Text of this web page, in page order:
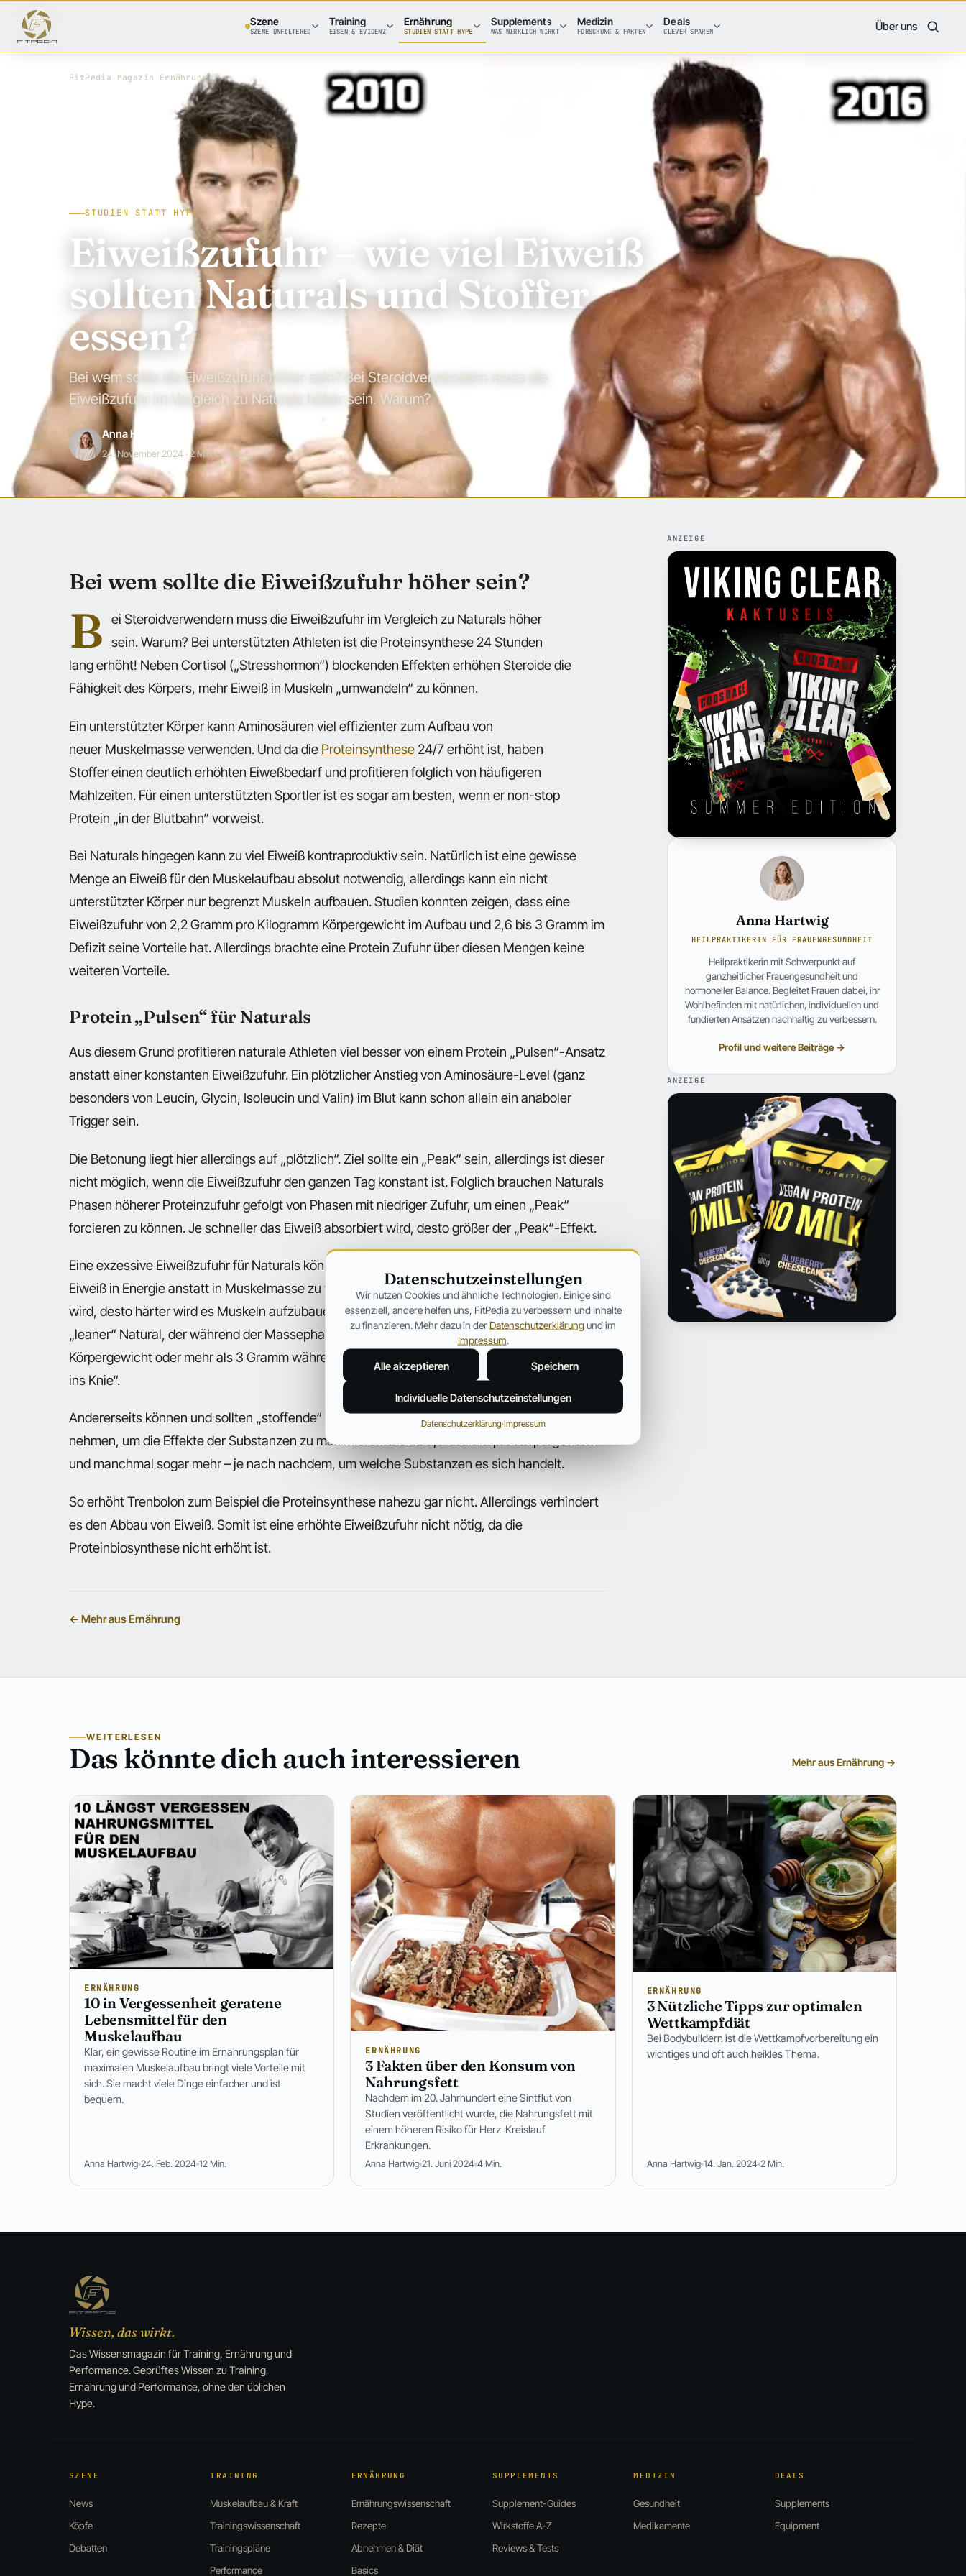
Szene
SZENE UNFILTERED
Training
EISEN & EVIDENZ
Ernährung
STUDIEN STATT HYPE
Supplements
WAS WIRKLICH WIRKT
Medizin
FORSCHUNG & FAKTEN
Deals
CLEVER SPAREN Über uns
FitPedia Magazin Ernährung
STUDIEN STATT HYPE
Eiweißzufuhr – wie viel Eiweiß
sollten Naturals und Stoffer
essen?
Bei wem sollte die Eiweißzufuhr höher sein? Bei Steroidverwendern muss die
Eiweißzufuhr im Vergleich zu Naturals höher sein. Warum?
Anna Hartwig
24. November 2024 · 2 Min. Lesezeit
Bei wem sollte die Eiweißzufuhr höher sein?
B ei Steroidverwendern muss die Eiweißzufuhr im Vergleich zu Naturals höher
sein. Warum? Bei unterstützten Athleten ist die Proteinsynthese 24 Stunden
lang erhöht! Neben Cortisol („Stresshormon“) blockenden Effekten erhöhen Steroide die
Fähigkeit des Körpers, mehr Eiweiß in Muskeln „umwandeln“ zu können.
Ein unterstützter Körper kann Aminosäuren viel effizienter zum Aufbau von
neuer Muskelmasse verwenden. Und da die Proteinsynthese 24/7 erhöht ist, haben
Stoffer einen deutlich erhöhten Eiweßbedarf und profitieren folglich von häufigeren
Mahlzeiten. Für einen unterstützten Sportler ist es sogar am besten, wenn er non-stop
Protein „in der Blutbahn“ vorweist.
Bei Naturals hingegen kann zu viel Eiweiß kontraproduktiv sein. Natürlich ist eine gewisse
Menge an Eiweiß für den Muskelaufbau absolut notwendig, allerdings kann ein nicht
unterstützter Körper nur begrenzt Muskeln aufbauen. Studien konnten zeigen, dass eine
Eiweißzufuhr von 2,2 Gramm pro Kilogramm Körpergewicht im Aufbau und 2,6 bis 3 Gramm im
Defizit seine Vorteile hat. Allerdings brachte eine Protein Zufuhr über diesen Mengen keine
weiteren Vorteile.
Protein „Pulsen“ für Naturals
Aus diesem Grund profitieren naturale Athleten viel besser von einem Protein „Pulsen“-Ansatz
anstatt einer konstanten Eiweißzufuhr. Ein plötzlicher Anstieg von Aminosäure-Level (ganz
besonders von Leucin, Glycin, Isoleucin und Valin) im Blut kann schon allein ein anaboler
Trigger sein.
Die Betonung liegt hier allerdings auf „plötzlich“. Ziel sollte ein „Peak“ sein, allerdings ist dieser
nicht möglich, wenn die Eiweißzufuhr den ganzen Tag konstant ist. Folglich brauchen Naturals
Phasen höherer Proteinzufuhr gefolgt von Phasen mit niedriger Zufuhr, um einen „Peak“
forcieren zu können. Je schneller das Eiweiß absorbiert wird, desto größer der „Peak“-Effekt.
Eine exzessive Eiweißzufuhr für Naturals könnte den Körper sogar dazu „programmieren“,
Eiweiß in Energie anstatt in Muskelmasse zu verwandeln. Und je effizienter Dein Körper dabei
wird, desto härter wird es Muskeln aufzubauen und Fett zu verbrennen. Ein einigermaßen
„leaner“ Natural, der während der Massephase mehr als 2,2 Gramm Eiweiß pro Kilogramm
Körpergewicht oder mehr als 3 Gramm während einer Diät zu sich nimmt, „schießt sich selbst
ins Knie“.
Andererseits können und sollten „stoffende“ Bodybuilder mehr Eiweiß als Naturals zu sich
nehmen, um die Effekte der Substanzen zu maximieren. Bis zu 3,3 Gramm pro Körpergewicht
und manchmal sogar mehr – je nach nachdem, um welche Substanzen es sich handelt.
So erhöht Trenbolon zum Beispiel die Proteinsynthese nahezu gar nicht. Allerdings verhindert
es den Abbau von Eiweiß. Somit ist eine erhöhte Eiweißzufuhr nicht nötig, da die
Proteinbiosynthese nicht erhöht ist.
← Mehr aus Ernährung
ANZEIGE
Anna Hartwig
HEILPRAKTIKERIN FÜR FRAUENGESUNDHEIT
Heilpraktikerin mit Schwerpunkt auf
ganzheitlicher Frauengesundheit und
hormoneller Balance. Begleitet Frauen dabei, ihr
Wohlbefinden mit natürlichen, individuellen und
fundierten Ansätzen nachhaltig zu verbessern.
Profil und weitere Beiträge →
ANZEIGE
WEITERLESEN
Das könnte dich auch interessieren Mehr aus Ernährung →
ERNÄHRUNG
10 in Vergessenheit geratene
Lebensmittel für den
Muskelaufbau
Klar, ein gewisse Routine im Ernährungsplan für
maximalen Muskelaufbau bringt viele Vorteile mit
sich. Sie macht viele Dinge einfacher und ist
bequem.
Anna Hartwig 24. Feb. 2024 12 Min.
ERNÄHRUNG
3 Fakten über den Konsum von
Nahrungsfett
Nachdem im 20. Jahrhundert eine Sintflut von
Studien veröffentlicht wurde, die Nahrungsfett mit
einem höheren Risiko für Herz-Kreislauf
Erkrankungen.
Anna Hartwig 21. Juni 2024 4 Min.
ERNÄHRUNG
3 Nützliche Tipps zur optimalen
Wettkampfdiät
Bei Bodybuildern ist die Wettkampfvorbereitung ein
wichtiges und oft auch heikles Thema.
Anna Hartwig 14. Jan. 2024 2 Min.
Wissen, das wirkt.
Das Wissensmagazin für Training, Ernährung und
Performance. Geprüftes Wissen zu Training,
Ernährung und Performance, ohne den üblichen
Hype.
SZENE
News
Köpfe
Debatten
TRAINING
Muskelaufbau & Kraft
Trainingswissenschaft
Trainingspläne
Performance
ERNÄHRUNG
Ernährungswissenschaft
Rezepte
Abnehmen & Diät
Basics
SUPPLEMENTS
Supplement-Guides
Wirkstoffe A-Z
Reviews & Tests
MEDIZIN
Gesundheit
Medikamente
DEALS
Supplements
Equipment
Datenschutzeinstellungen
Wir nutzen Cookies und ähnliche Technologien. Einige sind
essenziell, andere helfen uns, FitPedia zu verbessern und Inhalte
zu finanzieren. Mehr dazu in der Datenschutzerklärungund im
Impressum.
Alle akzeptieren Speichern
Individuelle Datenschutzeinstellungen
Datenschutzerklärung·Impressum